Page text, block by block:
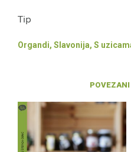
Tip
Organdi, Slavonija, S